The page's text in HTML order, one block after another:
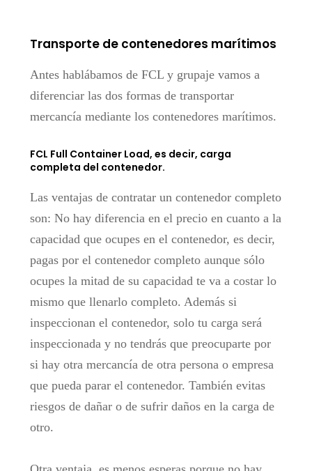
Transporte de contenedores marítimos
Antes hablábamos de FCL y grupaje vamos a
diferenciar las dos formas de transportar
mercancía mediante los contenedores marítimos.
FCL Full Container Load, es decir, carga
completa del contenedor.
Las ventajas de contratar un contenedor completo
son: No hay diferencia en el precio en cuanto a la
capacidad que ocupes en el contenedor, es decir,
pagas por el contenedor completo aunque sólo
ocupes la mitad de su capacidad te va a costar lo
mismo que llenarlo completo. Además si
inspeccionan el contenedor, solo tu carga será
inspeccionada y no tendrás que preocuparte por
si hay otra mercancía de otra persona o empresa
que pueda parar el contenedor. También evitas
riesgos de dañar o de sufrir daños en la carga de
otro.